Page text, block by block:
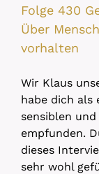
Folge 430
Über
vorhalten
Wir Klaus
habe dich als
sensiblen
empfunden.
dieses
sehr wohl